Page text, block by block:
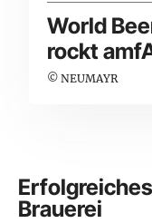
World
rockt
© NEUMAYR
Brauerei